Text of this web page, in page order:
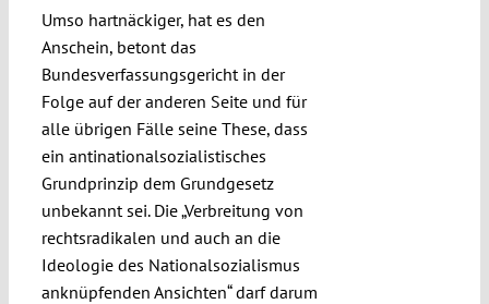
Umso hartnäckiger, hat es den
Anschein, betont das
Bundesverfassungsgericht in der
Folge auf der anderen Seite und für
alle übrigen Fälle seine These, dass
ein antinationalsozialistisches
Grundprinzip dem Grundgesetz
unbekannt sei. Die „Verbreitung von
rechtsradikalen und auch an die
Ideologie des Nationalsozialismus
anknüpfenden Ansichten“ darf darum